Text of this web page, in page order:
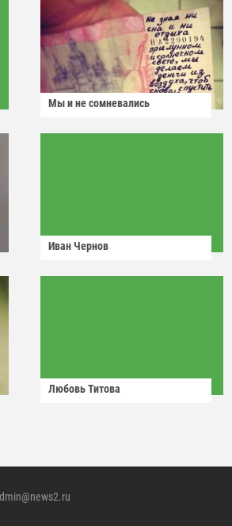
Мы и не сомневались
Иван Чернов
Любовь Титова